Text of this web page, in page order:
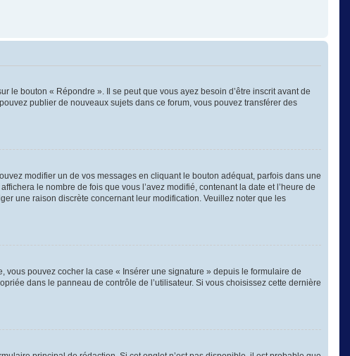
le bouton « Répondre ». Il se peut que vous ayez besoin d’être inscrit avant de
publier de nouveaux sujets dans ce forum, vous pouvez transférer des
modifier un de vos messages en cliquant le bouton adéquat, parfois dans une
le nombre de fois que vous l’avez modifié, contenant la date et l’heure de
une raison discrète concernant leur modification. Veuillez noter que les
vous pouvez cocher la case « Insérer une signature » depuis le formulaire de
dans le panneau de contrôle de l’utilisateur. Si vous choisissez cette dernière